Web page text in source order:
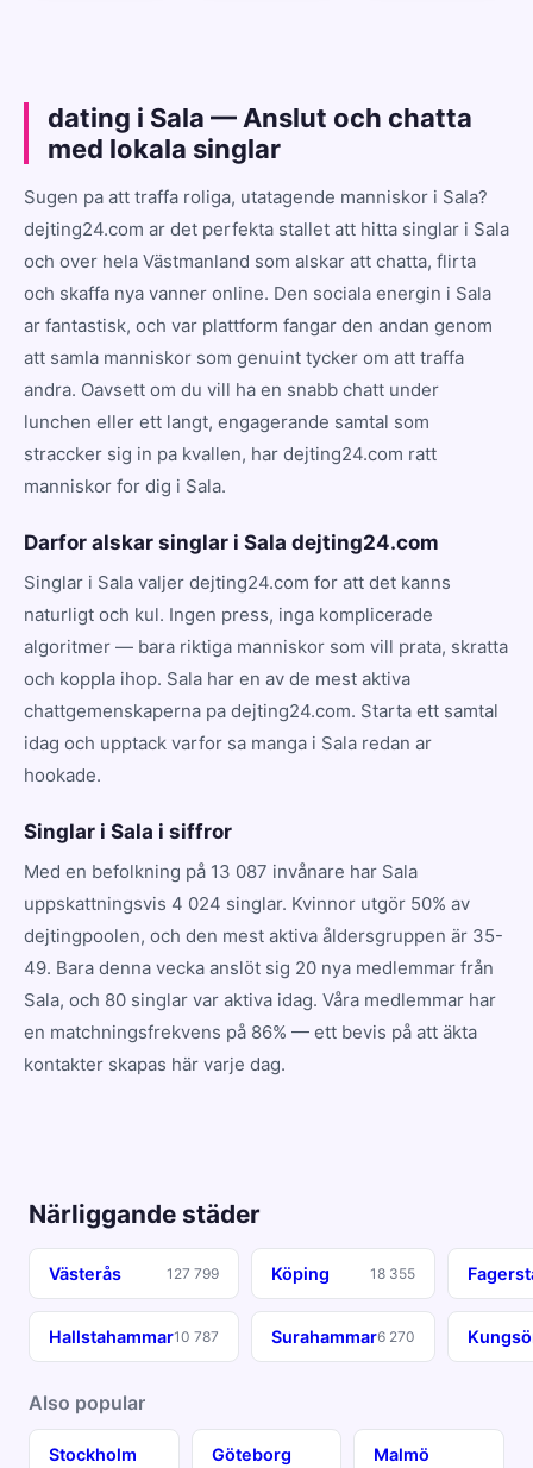
dating i Sala — Anslut och chatta
med lokala singlar
Sugen pa att traffa roliga, utatagende manniskor i Sala?
dejting24.com ar det perfekta stallet att hitta singlar i Sala
och over hela Västmanland som alskar att chatta, flirta
och skaffa nya vanner online. Den sociala energin i Sala
ar fantastisk, och var plattform fangar den andan genom
att samla manniskor som genuint tycker om att traffa
andra. Oavsett om du vill ha en snabb chatt under
lunchen eller ett langt, engagerande samtal som
straccker sig in pa kvallen, har dejting24.com ratt
manniskor for dig i Sala.
Darfor alskar singlar i Sala dejting24.com
Singlar i Sala valjer dejting24.com for att det kanns
naturligt och kul. Ingen press, inga komplicerade
algoritmer — bara riktiga manniskor som vill prata, skratta
och koppla ihop. Sala har en av de mest aktiva
chattgemenskaperna pa dejting24.com. Starta ett samtal
idag och upptack varfor sa manga i Sala redan ar
hookade.
Singlar i Sala i siffror
Med en befolkning på 13 087 invånare har Sala
uppskattningsvis 4 024 singlar. Kvinnor utgör 50% av
dejtingpoolen, och den mest aktiva åldersgruppen är 35-
49. Bara denna vecka anslöt sig 20 nya medlemmar från
Sala, och 80 singlar var aktiva idag. Våra medlemmar har
en matchningsfrekvens på 86% — ett bevis på att äkta
kontakter skapas här varje dag.
Närliggande städer
Västerås 127 799 Köping 18 355
Hallstahammar10 787 Surahammar6 270
Also popular
Stockholm Göteborg Malmö